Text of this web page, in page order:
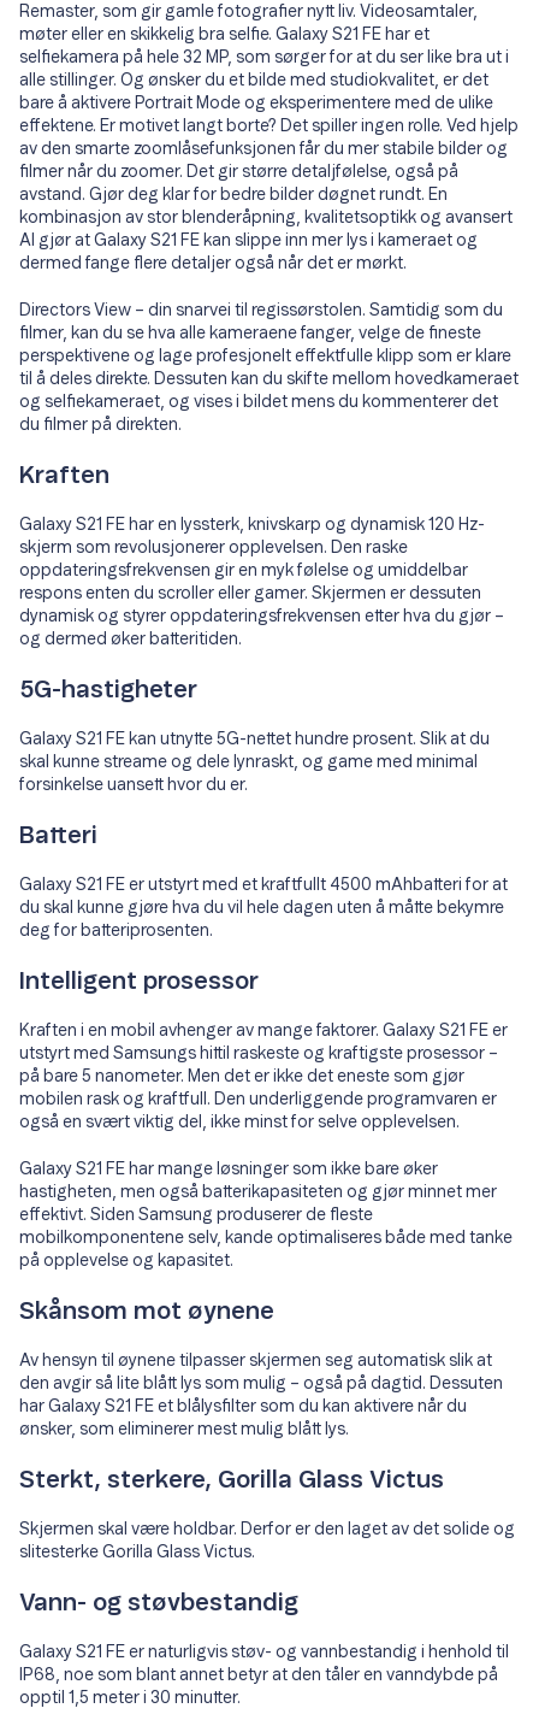
Remaster, som gir gamle fotografier nytt liv. Videosamtaler,
møter eller en skikkelig bra selfie. Galaxy S21 FE har et
selfiekamera på hele 32 MP, som sørger for at du ser like bra ut i
alle stillinger. Og ønsker du et bilde med studiokvalitet, er det
bare å aktivere Portrait Mode og eksperimentere med de ulike
effektene. Er motivet langt borte? Det spiller ingen rolle. Ved hjelp
av den smarte zoomlåsefunksjonen får du mer stabile bilder og
filmer når du zoomer. Det gir større detaljfølelse, også på
avstand. Gjør deg klar for bedre bilder døgnet rundt. En
kombinasjon av stor blenderåpning, kvalitetsoptikk og avansert
AI gjør at Galaxy S21 FE kan slippe inn mer lys i kameraet og
dermed fange flere detaljer også når det er mørkt.
Directors View – din snarvei til regissørstolen. Samtidig som du
filmer, kan du se hva alle kameraene fanger, velge de fineste
perspektivene og lage profesjonelt effektfulle klipp som er klare
til å deles direkte. Dessuten kan du skifte mellom hovedkameraet
og selfiekameraet, og vises i bildet mens du kommenterer det
du filmer på direkten.
Kraften
Galaxy S21 FE har en lyssterk, knivskarp og dynamisk 120 Hz-
skjerm som revolusjonerer opplevelsen. Den raske
oppdateringsfrekvensen gir en myk følelse og umiddelbar
respons enten du scroller eller gamer. Skjermen er dessuten
dynamisk og styrer oppdateringsfrekvensen etter hva du gjør –
og dermed øker batteritiden.
5G-hastigheter
Galaxy S21 FE kan utnytte 5G-nettet hundre prosent. Slik at du
skal kunne streame og dele lynraskt, og game med minimal
forsinkelse uansett hvor du er.
Batteri
Galaxy S21 FE er utstyrt med et kraftfullt 4500 mAhbatteri for at
du skal kunne gjøre hva du vil hele dagen uten å måtte bekymre
deg for batteriprosenten.
Intelligent prosessor
Kraften i en mobil avhenger av mange faktorer. Galaxy S21 FE er
utstyrt med Samsungs hittil raskeste og kraftigste prosessor –
på bare 5 nanometer. Men det er ikke det eneste som gjør
mobilen rask og kraftfull. Den underliggende programvaren er
også en svært viktig del, ikke minst for selve opplevelsen.
Galaxy S21 FE har mange løsninger som ikke bare øker
hastigheten, men også batterikapasiteten og gjør minnet mer
effektivt. Siden Samsung produserer de fleste
mobilkomponentene selv, kande optimaliseres både med tanke
på opplevelse og kapasitet.
Skånsom mot øynene
Av hensyn til øynene tilpasser skjermen seg automatisk slik at
den avgir så lite blått lys som mulig – også på dagtid. Dessuten
har Galaxy S21 FE et blålysfilter som du kan aktivere når du
ønsker, som eliminerer mest mulig blått lys.
Sterkt, sterkere, Gorilla Glass Victus
Skjermen skal være holdbar. Derfor er den laget av det solide og
slitesterke Gorilla Glass Victus.
Vann- og støvbestandig
Galaxy S21 FE er naturligvis støv- og vannbestandig i henhold til
IP68, noe som blant annet betyr at den tåler en vanndybde på
opptil 1,5 meter i 30 minutter.